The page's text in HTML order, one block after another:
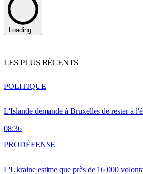
Loading...
LES PLUS RÉCENTS
L'Islande demande à Bruxelles de rester à
08:36
POLITIQUE
L'Ukraine estime que près de 16 000
PRODÉFENSE